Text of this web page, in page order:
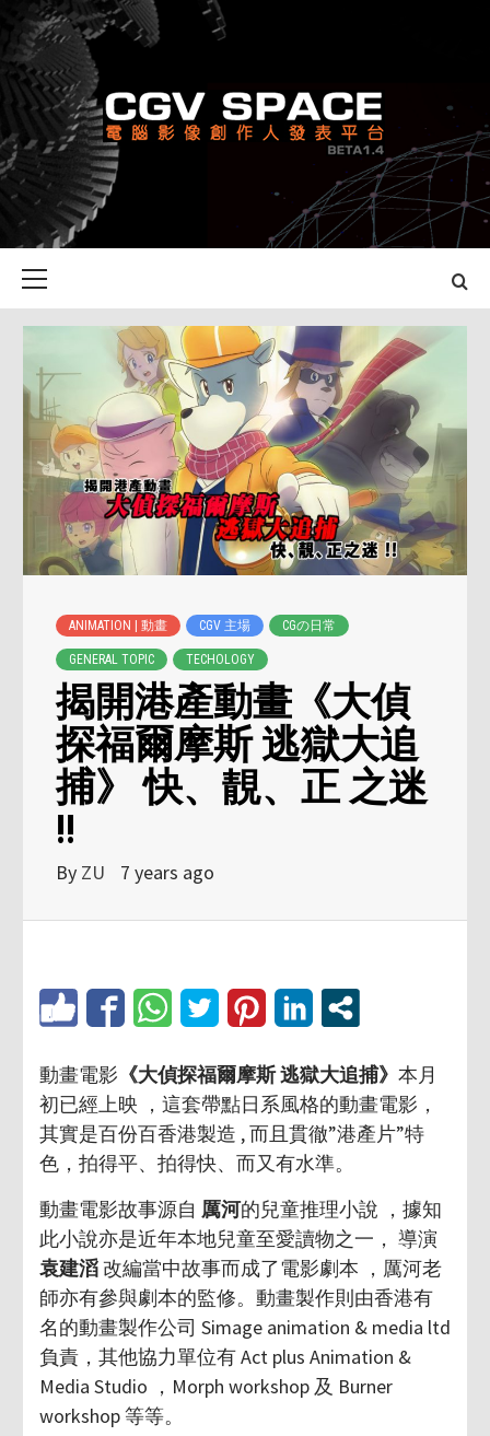
to
content
CGV SPACE
電腦影像創作人發表平台
ANIMATION | 動畫 CGV 主場 CGの日常
GENERAL TOPIC TECHOLOGY
揭開港產動畫《大偵
探福爾摩斯 逃獄大追
捕》 快、靚、正 之迷
!!
By ZU 7 years ago
動畫電影 《大偵探福爾摩斯 逃獄大追捕》 本月
初已經上映 ，這套帶點日系風格的動畫電影，
其實是百份百香港製造 , 而且貫徹”港產片”特
色，拍得平、拍得快、而又有水準。
動畫電影故事源自 厲河的兒童推理小說 ，據知
此小說亦是近年本地兒童至愛讀物之一， 導演
袁建滔改編當中故事而成了電影劇本 ，厲河老
師亦有參與劇本的監修。動畫製作則由香港有
名的動畫製作公司 Simage animation & media ltd
負責，其他協力單位有 Act plus Animation &
Media Studio ，Morph workshop 及 Burner
workshop 等等。